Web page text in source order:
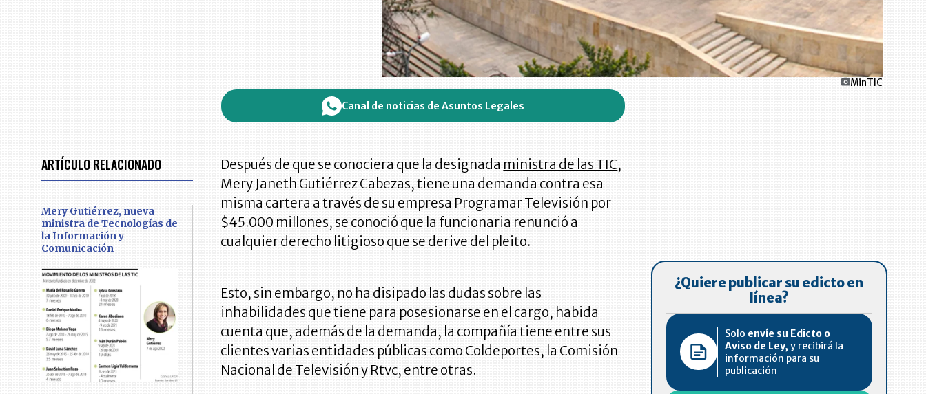
MinTIC
Canal de noticias de Asuntos Legales
ARTÍCULO RELACIONADO
Mery Gutiérrez, nueva
ministra de Tecnologías de
la Información y
Comunicación
Después de que se conociera que la designada ministra de las TIC,
Mery Janeth Gutiérrez Cabezas, tiene una demanda contra esa
misma cartera a través de su empresa Programar Televisión por
$45.000 millones, se conoció que la funcionaria renunció a
cualquier derecho litigioso que se derive del pleito.
Esto, sin embargo, no ha disipado las dudas sobre las
inhabilidades que tiene para posesionarse en el cargo, habida
cuenta que, además de la demanda, la compañía tiene entre sus
clientes varias entidades públicas como Coldeportes, la Comisión
Nacional de Televisión y Rtvc, entre otras.
¿Quiere publicar su edicto en
línea?
Solo envíe su Edicto o
Aviso de Ley, y recibirá la
información para su
publicación